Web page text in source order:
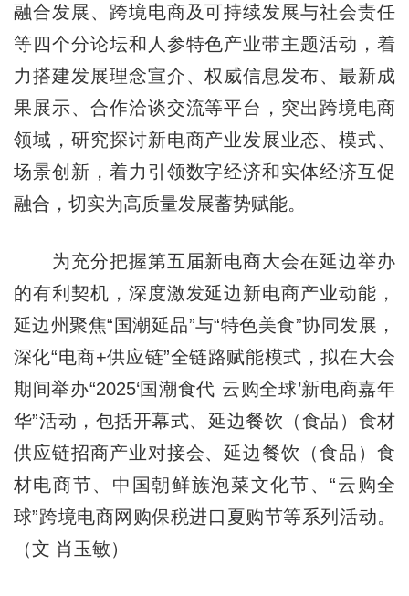
融合发展、跨境电商及可持续发展与社会责任
等四个分论坛和人参特色产业带主题活动，着
力搭建发展理念宣介、权威信息发布、最新成
果展示、合作洽谈交流等平台，突出跨境电商
领域，研究探讨新电商产业发展业态、模式、
场景创新，着力引领数字经济和实体经济互促
融合，切实为高质量发展蓄势赋能。
为充分把握第五届新电商大会在延边举办
的有利契机，深度激发延边新电商产业动能，
延边州聚焦“国潮延品”与“特色美食”协同发展，
深化“电商+供应链”全链路赋能模式，拟在大会
期间举办“2025‘国潮食代 云购全球’新电商嘉年
华”活动，包括开幕式、延边餐饮（食品）食材
供应链招商产业对接会、延边餐饮（食品）食
材电商节、中国朝鲜族泡菜文化节、“云购全
球”跨境电商网购保税进口夏购节等系列活动。
（文 肖玉敏）